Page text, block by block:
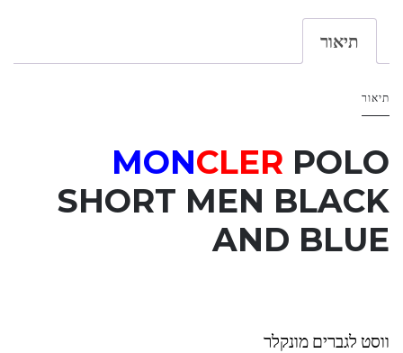
תיאור
תיאור
MONCLER POLO
SHORT MEN BLACK
AND BLUE
ווסט לגברים מונקלר